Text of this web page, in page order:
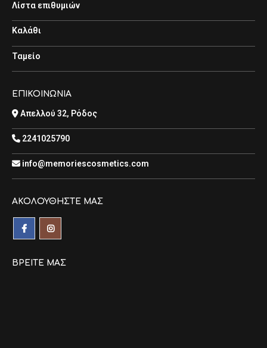
Λίστα επιθυμιών
Καλάθι
Ταμείο
ΕΠΙΚΟΙΝΩΝΙΑ
Απελλού 32, Ρόδος
2241025790
info@memoriescosmetics.com
ΑΚΟΛΟΥΘΉΣΤΕ ΜΑΣ
ΒΡΕΊΤΕ ΜΑΣ